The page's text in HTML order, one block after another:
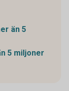
än 5
5 miljoner